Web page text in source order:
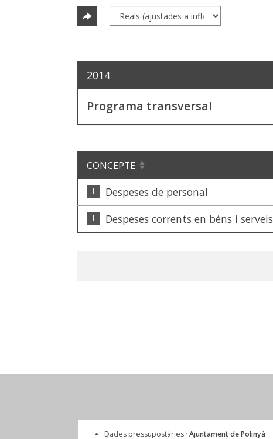
2014
Programa transversal
CONCEPTE
+ Despeses de personal
+ Despeses corrents en béns i serveis
Dades pressupostàries · Ajuntament de Polinyà